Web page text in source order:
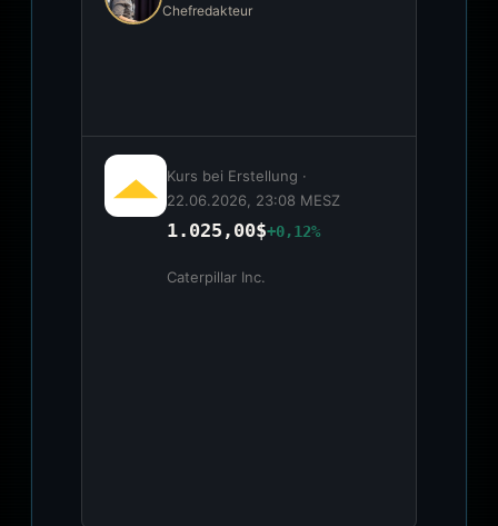
Chefredakteur
Kurs bei Erstellung ·
22.06.2026, 23:08 MESZ
1.025,00$+0,12%
Caterpillar Inc.